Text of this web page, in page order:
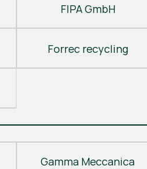
FIPA GmbH
Forrec recycling
Gamma Meccanica